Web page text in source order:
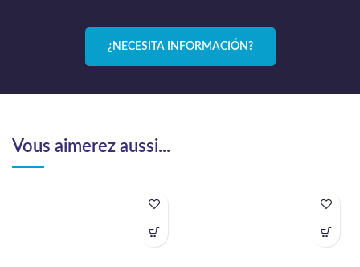
¿NECESITA INFORMACIÓN?
Vous aimerez aussi...